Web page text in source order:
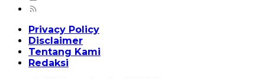
Privacy Policy
Disclaimer
Tentang Kami
Redaksi